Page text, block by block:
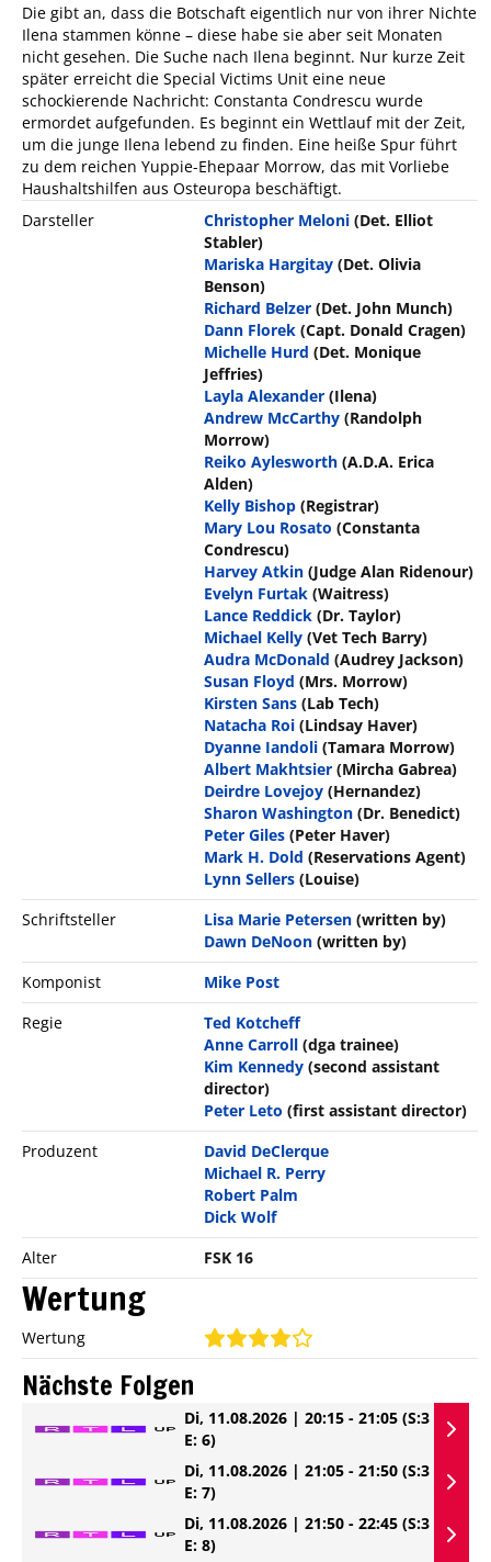
Die gibt an, dass die Botschaft eigentlich nur von ihrer Nichte
Ilena stammen könne – diese habe sie aber seit Monaten
nicht gesehen. Die Suche nach Ilena beginnt. Nur kurze Zeit
später erreicht die Special Victims Unit eine neue
schockierende Nachricht: Constanta Condrescu wurde
ermordet aufgefunden. Es beginnt ein Wettlauf mit der Zeit,
um die junge Ilena lebend zu finden. Eine heiße Spur führt
zu dem reichen Yuppie-Ehepaar Morrow, das mit Vorliebe
Haushaltshilfen aus Osteuropa beschäftigt.
Darsteller
Christopher Meloni (Det. Elliot
Stabler)
Mariska Hargitay (Det. Olivia
Benson)
Richard Belzer (Det. John Munch)
Dann Florek (Capt. Donald Cragen)
Michelle Hurd (Det. Monique
Jeffries)
Layla Alexander (Ilena)
Andrew McCarthy (Randolph
Morrow)
Reiko Aylesworth (A.D.A. Erica
Alden)
Kelly Bishop (Registrar)
Mary Lou Rosato (Constanta
Condrescu)
Harvey Atkin (Judge Alan Ridenour)
Evelyn Furtak (Waitress)
Lance Reddick (Dr. Taylor)
Michael Kelly (Vet Tech Barry)
Audra McDonald (Audrey Jackson)
Susan Floyd (Mrs. Morrow)
Kirsten Sans (Lab Tech)
Natacha Roi (Lindsay Haver)
Dyanne Iandoli (Tamara Morrow)
Albert Makhtsier (Mircha Gabrea)
Deirdre Lovejoy (Hernandez)
Sharon Washington (Dr. Benedict)
Peter Giles (Peter Haver)
Mark H. Dold (Reservations Agent)
Lynn Sellers (Louise)
Schriftsteller
Lisa Marie Petersen (written by)
Dawn DeNoon (written by)
Komponist
Mike Post
Regie
Ted Kotcheff
Anne Carroll (dga trainee)
Kim Kennedy (second assistant
director)
Peter Leto (first assistant director)
Produzent
David DeClerque
Michael R. Perry
Robert Palm
Dick Wolf
Alter
FSK 16
Wertung
Wertung
Nächste Folgen
Di, 11.08.2026 | 20:15 - 21:05 (S:3
E: 6)
Di, 11.08.2026 | 21:05 - 21:50 (S:3
E: 7)
Di, 11.08.2026 | 21:50 - 22:45 (S:3
E: 8)